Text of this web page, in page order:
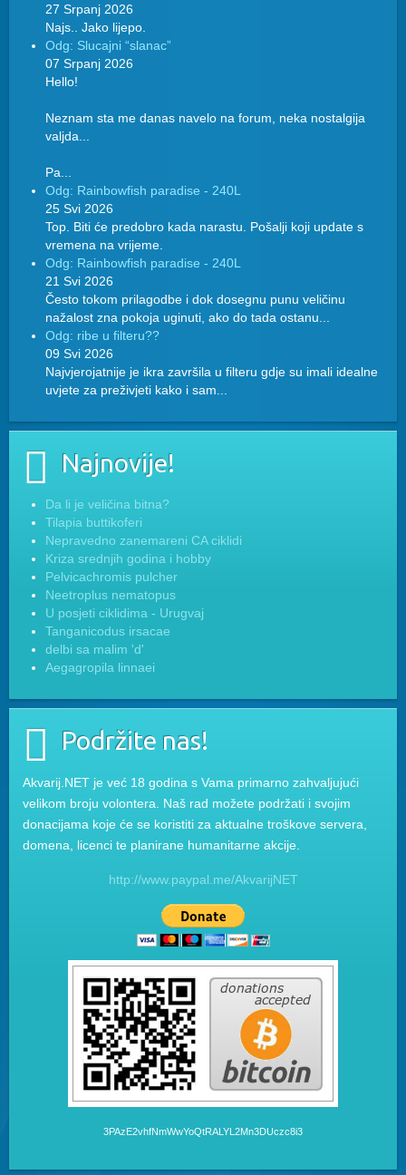
27 Srpanj 2026
Najs.. Jako lijepo.
Odg: Slucajni “slanac”
07 Srpanj 2026
Hello!
Neznam sta me danas navelo na forum, neka nostalgija
valjda...
Pa...
Odg: Rainbowfish paradise - 240L
25 Svi 2026
Top. Biti će predobro kada narastu. Pošalji koji update s
vremena na vrijeme.
Odg: Rainbowfish paradise - 240L
21 Svi 2026
Često tokom prilagodbe i dok dosegnu punu veličinu
nažalost zna pokoja uginuti, ako do tada ostanu...
Odg: ribe u filteru??
09 Svi 2026
Najvjerojatnije je ikra završila u filteru gdje su imali idealne
uvjete za preživjeti kako i sam...
Najnovije!
Da li je veličina bitna?
Tilapia buttikoferi
Nepravedno zanemareni CA ciklidi
Kriza srednjih godina i hobby
Pelvicachromis pulcher
Neetroplus nematopus
U posjeti ciklidima - Urugvaj
Tanganicodus irsacae
delbi sa malim 'd'
Aegagropila linnaei
Podržite nas!
Akvarij.NET je već 18 godina s Vama primarno zahvaljujući
velikom broju volontera. Naš rad možete podržati i svojim
donacijama koje će se koristiti za aktualne troškove servera,
domena, licenci te planirane humanitarne akcije.
http://www.paypal.me/AkvarijNET
3PAzE2vhfNmWwYoQtRALYL2Mn3DUczc8i3